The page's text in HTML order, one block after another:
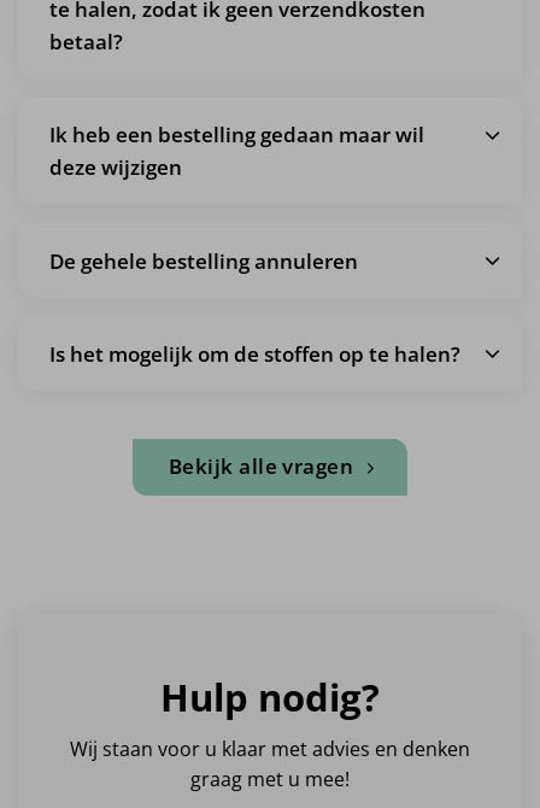
te halen, zodat ik geen verzendkosten
betaal?
Ik heb een bestelling gedaan maar wil
deze wijzigen
De gehele bestelling annuleren
Is het mogelijk om de stoffen op te halen?
Bekijk alle vragen
Hulp nodig?
Wij staan voor u klaar met advies en denken
graag met u mee!